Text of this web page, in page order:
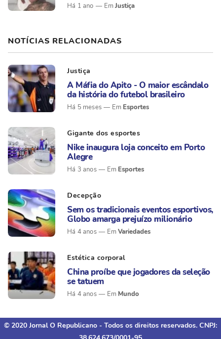
Há 1 ano Justiça
NOTÍCIAS RELACIONADAS
Justiça
A Máfia do Apito - O maior escândalo
da história do futebol brasileiro
Há 5 meses Esportes
Gigante dos esportes
Nike inaugura loja conceito em Porto
Alegre
Há 3 anos Esportes
Decepção
Sem os tradicionais eventos esportivos,
Globo amarga prejuízo milionário
Há 4 anos Variedades
Estética corporal
China proíbe que jogadores da seleção
se tatuem
Há 4 anos Mundo
© 2020 Jornal O Republicano - Todos os direitos reservados. CNPJ: